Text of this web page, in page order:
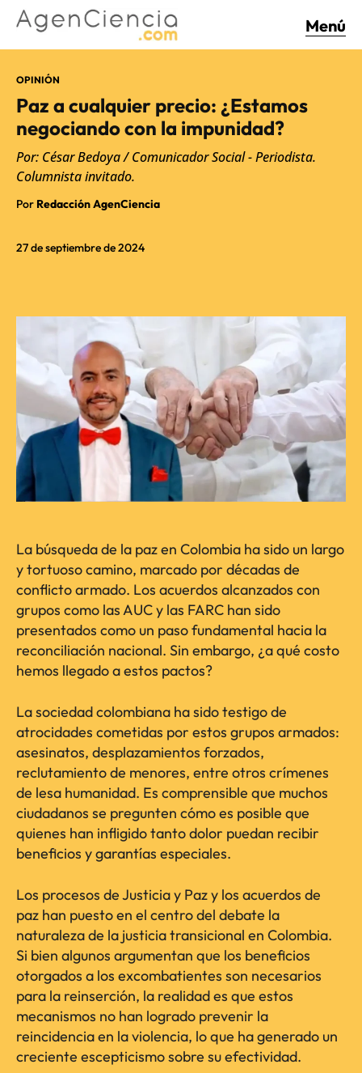
Menú
27 de septiembre de 2024
OPINIÓN
Paz a cualquier precio: ¿Estamos
negociando con la impunidad?
Por: César Bedoya / Comunicador Social - Periodista.
Columnista invitado.
Por Redacción AgenCiencia
La búsqueda de la paz en Colombia ha sido un largo
y tortuoso camino, marcado por décadas de
conflicto armado. Los acuerdos alcanzados con
grupos como las AUC y las FARC han sido
presentados como un paso fundamental hacia la
reconciliación nacional. Sin embargo, ¿a qué costo
hemos llegado a estos pactos?
La sociedad colombiana ha sido testigo de
atrocidades cometidas por estos grupos armados:
asesinatos, desplazamientos forzados,
reclutamiento de menores, entre otros crímenes
de lesa humanidad. Es comprensible que muchos
ciudadanos se pregunten cómo es posible que
quienes han infligido tanto dolor puedan recibir
beneficios y garantías especiales.
Los procesos de Justicia y Paz y los acuerdos de
paz han puesto en el centro del debate la
naturaleza de la justicia transicional en Colombia.
Si bien algunos argumentan que los beneficios
otorgados a los excombatientes son necesarios
para la reinserción, la realidad es que estos
mecanismos no han logrado prevenir la
reincidencia en la violencia, lo que ha generado un
creciente escepticismo sobre su efectividad.